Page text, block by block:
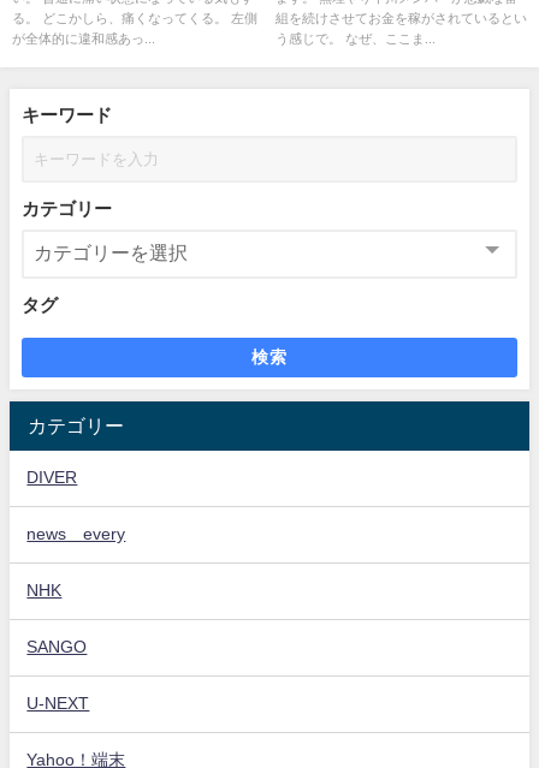
る。 どこかしら、痛くなってくる。 左側
が全体的に違和感あっ...
組を続けさせてお金を稼がされているとい
う感じで。 なぜ、ここま...
キーワード
カテゴリー
タグ
検索
カテゴリー
DIVER
news every
NHK
SANGO
U-NEXT
Yahoo！端末